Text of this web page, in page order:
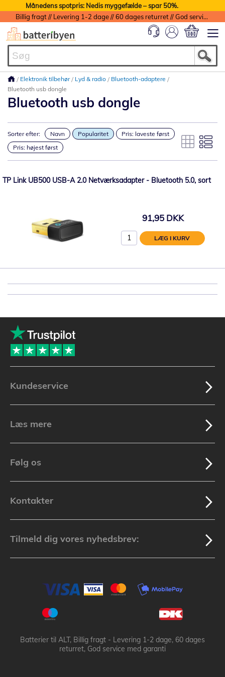
Månedens spotpris: Nedis myggefælde – spar 50%.
Billig fragt // Levering 1-2 dage // 60 dages returret // God service med garanti
Elektronik tilbehør Lyd & radio
Bluetooth-adaptere
Bluetooth usb dongle
Bluetooth usb dongle
Sorter efter: Navn Popularitet
Pris: laveste først
Pris: højest først
TP Link UB500 USB-A 2.0 Netværksadapter - Bluetooth 5.0, sort
91,95 DKK
LÆG I KURV
Kundeservice
Læs mere
Følg os
Kontakter
Tilmeld dig vores nyhedsbrev:
Batterier til ALT, Billig fragt - Levering 1-2 dage, 60 dages
returret, God service med garanti